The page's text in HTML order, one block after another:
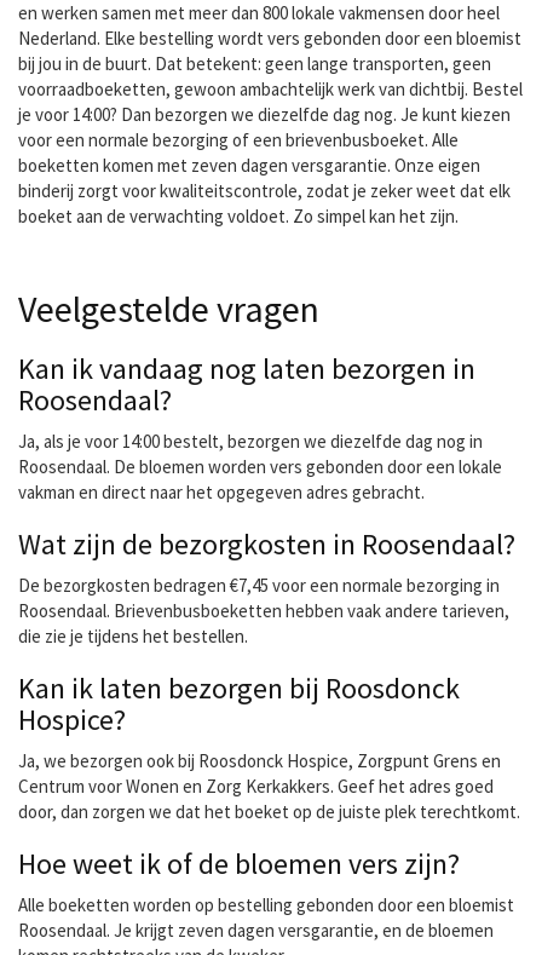
en werken samen met meer dan 800 lokale vakmensen door heel
Nederland. Elke bestelling wordt vers gebonden door een bloemist
bij jou in de buurt. Dat betekent: geen lange transporten, geen
voorraadboeketten, gewoon ambachtelijk werk van dichtbij. Bestel
je voor 14:00? Dan bezorgen we diezelfde dag nog. Je kunt kiezen
voor een normale bezorging of een brievenbusboeket. Alle
boeketten komen met zeven dagen versgarantie. Onze eigen
binderij zorgt voor kwaliteitscontrole, zodat je zeker weet dat elk
boeket aan de verwachting voldoet. Zo simpel kan het zijn.
Veelgestelde vragen
Kan ik vandaag nog laten bezorgen in
Roosendaal?
Ja, als je voor 14:00 bestelt, bezorgen we diezelfde dag nog in
Roosendaal. De bloemen worden vers gebonden door een lokale
vakman en direct naar het opgegeven adres gebracht.
Wat zijn de bezorgkosten in Roosendaal?
De bezorgkosten bedragen €7,45 voor een normale bezorging in
Roosendaal. Brievenbusboeketten hebben vaak andere tarieven,
die zie je tijdens het bestellen.
Kan ik laten bezorgen bij Roosdonck
Hospice?
Ja, we bezorgen ook bij Roosdonck Hospice, Zorgpunt Grens en
Centrum voor Wonen en Zorg Kerkakkers. Geef het adres goed
door, dan zorgen we dat het boeket op de juiste plek terechtkomt.
Hoe weet ik of de bloemen vers zijn?
Alle boeketten worden op bestelling gebonden door een bloemist
Roosendaal. Je krijgt zeven dagen versgarantie, en de bloemen